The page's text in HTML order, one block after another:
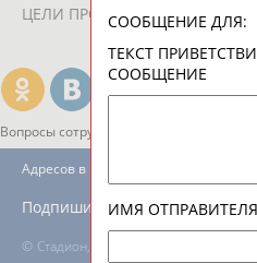
ЦЕЛИ ПРОЕКТА КОНТАКТЫ
Вопросы сотрудничества и совместной
© Стадион, 1998-2026
Адресов в новостной рассылке: 996
Подпишись
СООБЩЕНИЕ ДЛЯ:
ТЕКСТ
СООБЩЕНИЕ
ИМЯ ОТПРАВИТЕЛЯ